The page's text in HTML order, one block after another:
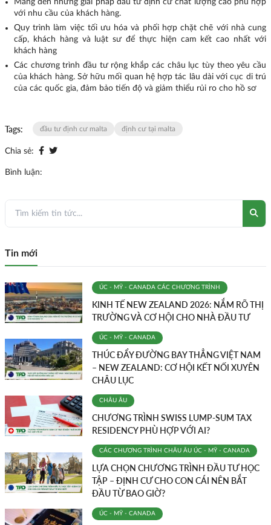
Mang đến những giải pháp đầu tư định cư chất lượng cao phù hợp
với nhu cầu của khách hàng.
Quy trình làm việc tối ưu hóa và phối hợp chặt chẽ với nhà cung
cấp, khách hàng và luật sư để thực hiện cam kết cao nhất với
khách hàng
Các chương trình đầu tư rộng khắp các châu lục tùy theo yêu cầu
của khách hàng. Sở hữu mối quan hệ hợp tác lâu dài với cục di trú
của các quốc gia, đảm bảo tiến độ và giảm thiểu rủi ro cho hồ sơ
Tags: đầu tư định cư malta định cư tại malta
Chia sẻ:
Bình luận:
Tin mới
ÚC - MỸ - CANADA CÁC CHƯƠNG TRÌNH
KINH TẾ NEW ZEALAND 2026: NẮM RÕ THỊ
TRƯỜNG VÀ CƠ HỘI CHO NHÀ ĐẦU TƯ
ÚC - MỸ - CANADA
THÚC ĐẨY ĐƯỜNG BAY THẲNG VIỆT NAM
– NEW ZEALAND: CƠ HỘI KẾT NỐI XUYÊN
CHÂU LỤC
CHÂU ÂU
CHƯƠNG TRÌNH SWISS LUMP-SUM TAX
RESIDENCY PHÙ HỢP VỚI AI?
CÁC CHƯƠNG TRÌNH CHÂU ÂU ÚC - MỸ - CANADA
LỰA CHỌN CHƯƠNG TRÌNH ĐẦU TƯ HỌC
TẬP – ĐỊNH CƯ CHO CON CÁI NÊN BẮT
ĐẦU TỪ BAO GIỜ?
ÚC - MỸ - CANADA